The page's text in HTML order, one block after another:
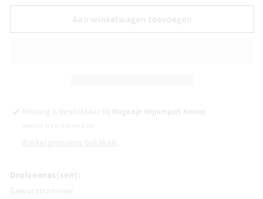
voor
GEWURZTRAMINER
GRAND
voor
GEWURZTRAMINER
GRAND
Aan winkelwagen toevoegen
Afhaling is beschikbaar bij Magazijn Wijnimport Kovino
Meestal klaar binnen 2 uur
Winkelgegevens bekijken
Druivenras(sen):
Gewurztraminer